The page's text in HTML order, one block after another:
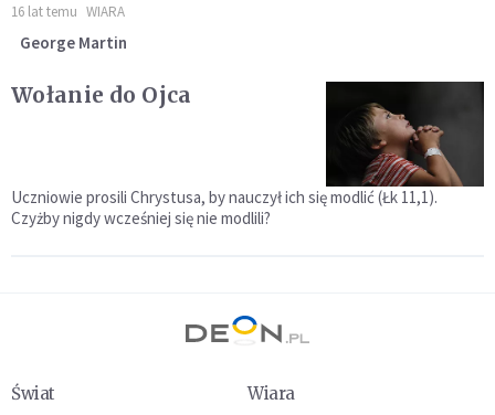
16 lat temu WIARA
George Martin
Wołanie do Ojca
Uczniowie prosili Chrystusa, by nauczył ich się modlić (Łk 11,1).
Czyżby nigdy wcześniej się nie modlili?
Świat
Wiara